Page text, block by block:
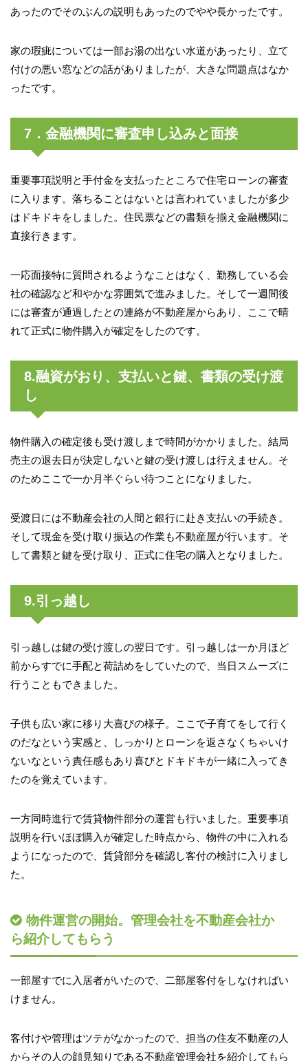
あったのでそのぶんの説明もあったのでやや長かったです。
家の瑕疵については一部お湯の出ない水道があったり、立て
付けの悪い窓などの話がありましたが、大きな問題点はなか
ったです。
7．金融機関に審査申し込みと面接
重要事項説明と手付金を支払ったところで住宅ローンの審査
に入ります。落ちることはないとは言われていましたが多少
はドキドキをしました。住民票などの書類を揃え金融機関に
直接行きます。
一応面接特に質問されるようなことはなく、勤務している会
社の確認など和やかな雰囲気で進みました。そして一週間後
には審査が通過したとの連絡が不動産屋からあり、ここで晴
れて正式に物件購入が確定をしたのです。
8.融資がおり、支払いと鍵、書類の受け渡
し
物件購入の確定後も受け渡しまで時間がかかりました。結局
売主の退去日が決定しないと鍵の受け渡しは行えません。そ
のためここで一か月半ぐらい待つことになりました。
受渡日には不動産会社の人間と銀行に赴き支払いの手続き。
そして現金を受け取り振込の作業も不動産屋が行います。そ
して書類と鍵を受け取り、正式に住宅の購入となりました。
9.引っ越し
引っ越しは鍵の受け渡しの翌日です。引っ越しは一か月ほど
前からすでに手配と荷詰めをしていたので、当日スムーズに
行うこともできました。
子供も広い家に移り大喜びの様子。ここで子育てをして行く
のだなという実感と、しっかりとローンを返さなくちゃいけ
ないなという責任感もあり喜びとドキドキが一緒に入ってき
たのを覚えています。
一方同時進行で賃貸物件部分の運営も行いました。重要事項
説明を行いほぼ購入が確定した時点から、物件の中に入れる
ようになったので、賃貸部分を確認し客付の検討に入りまし
た。
物件運営の開始。管理会社を不動産会社か
ら紹介してもらう
一部屋すでに入居者がいたので、二部屋客付をしなければい
けません。
客付けや管理はツテがなかったので、担当の住友不動産の人
からその人の顔見知りである不動産管理会社を紹介してもら